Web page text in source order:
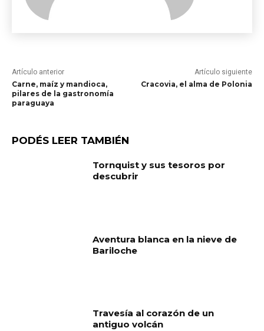
Artículo anterior
Carne, maíz y mandioca,
pilares de la gastronomía
paraguaya
Artículo siguiente
Cracovia, el alma de Polonia
PODÉS LEER TAMBIÉN
Tornquist y sus tesoros por
descubrir
Aventura blanca en la nieve de
Bariloche
Travesía al corazón de un
antiguo volcán